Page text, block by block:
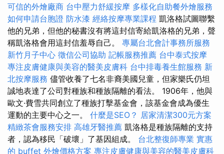
可信的外燴廠商 台中壓力舒緩按摩 多樣化自助餐外燴服務
如何申請台胞證 防水漆 經絡按摩專業課程 凱洛格試圖聯繫
他的兄弟，但他的秘書沒有將這封信寄給凱洛格的兄弟，聲
稱凱洛格會用這封信羞辱自己。 專屬台北會計事務所服務
新竹月子中心 徵信公司協助 記帳服務推薦 台中泰式按摩
專注皮膚健康與美容的醫美皮膚科 台中排毒養生館服務 新
北按摩服務 儘管收養了七名非裔美國兒童，但家樂氏仍坦
誠地表達了公司對種族和種族隔離的看法。 1906年，他與
歐文·費雪共同創立了種族打擊基金會，該基金會成為優生
運動的主要中心之一。 什麼是SEO？ 居家清潔300元方案
精緻茶會服務安排 高雄牙醫推薦 凱洛格是種族隔離的支持
者，認為移民「破壞」了基因組成。 台北整復師專業 實惠
的 buffet 外燴價格方案 專注皮膚健康與美容的醫美皮膚科